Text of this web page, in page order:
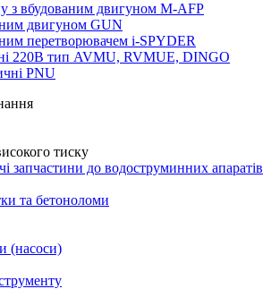
з вбудованим двигуном M-AFP
двигуном GUN
перетворювачем i-SPYDER
220B тип AVMU, RVMUE, DINGO
PNU
тиску
запчастини до водоструминних апаратів
та бетоноломи
(насоси)